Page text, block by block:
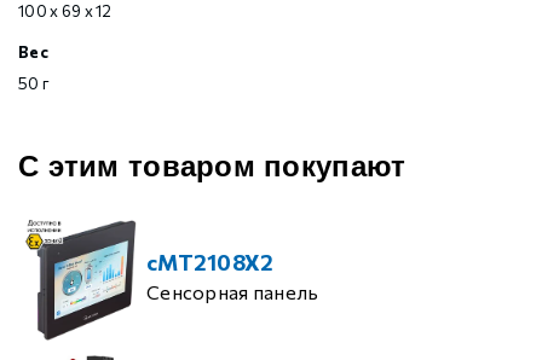
100 х 69 х 12
Вес
50 г
С этим товаром покупают
cMT2108X2
Сенсорная панель